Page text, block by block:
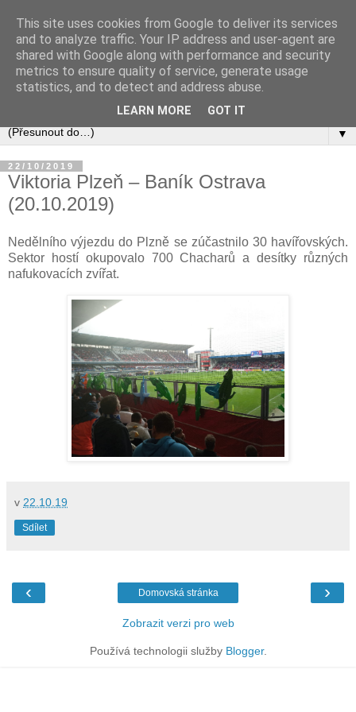
▼
22/10/2019
Viktoria Plzeň – Baník Ostrava
(20.10.2019)
Nedělního výjezdu do Plzně se zúčastnilo 30 havířovských.
Sektor hostí okupovalo 700 Chacharů a desítky různých
nafukovacích zvířat.
v 22.10.19
Sdílet
‹ ›
Domovská stránka
Zobrazit verzi pro web
Používá technologii služby Blogger.
This site uses cookies from Google to deliver its services
and to analyze traffic. Your IP address and user-agent are
shared with Google along with performance and security
metrics to ensure quality of service, generate usage
statistics, and to detect and address abuse.
LEARN MORE GOT IT